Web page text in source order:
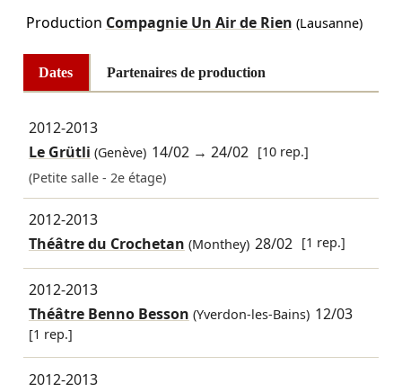
Production Compagnie Un Air de Rien (Lausanne)
Dates Partenaires de production
2012-2013
Le Grütli (Genève) 14/02 →24/02 [10 rep.]
(Petite salle - 2e étage)
2012-2013
Théâtre du Crochetan (Monthey) 28/02 [1 rep.]
2012-2013
Théâtre Benno Besson (Yverdon-les-Bains) 12/03
[1 rep.]
2012-2013